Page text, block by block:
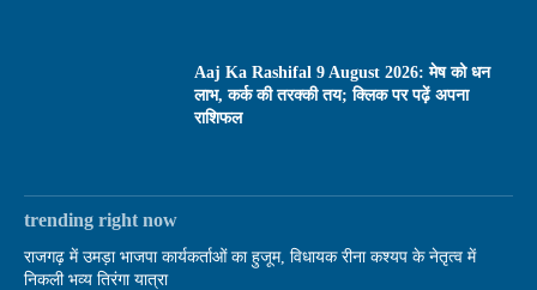
Aaj Ka Rashifal 9 August 2026: मेष को धन
लाभ, कर्क की तरक्की तय; क्लिक पर पढ़ें अपना
राशिफल
trending right now
राजगढ़ में उमड़ा भाजपा कार्यकर्ताओं का हुजूम, विधायक रीना कश्यप के नेतृत्व में
निकली भव्य तिरंगा यात्रा